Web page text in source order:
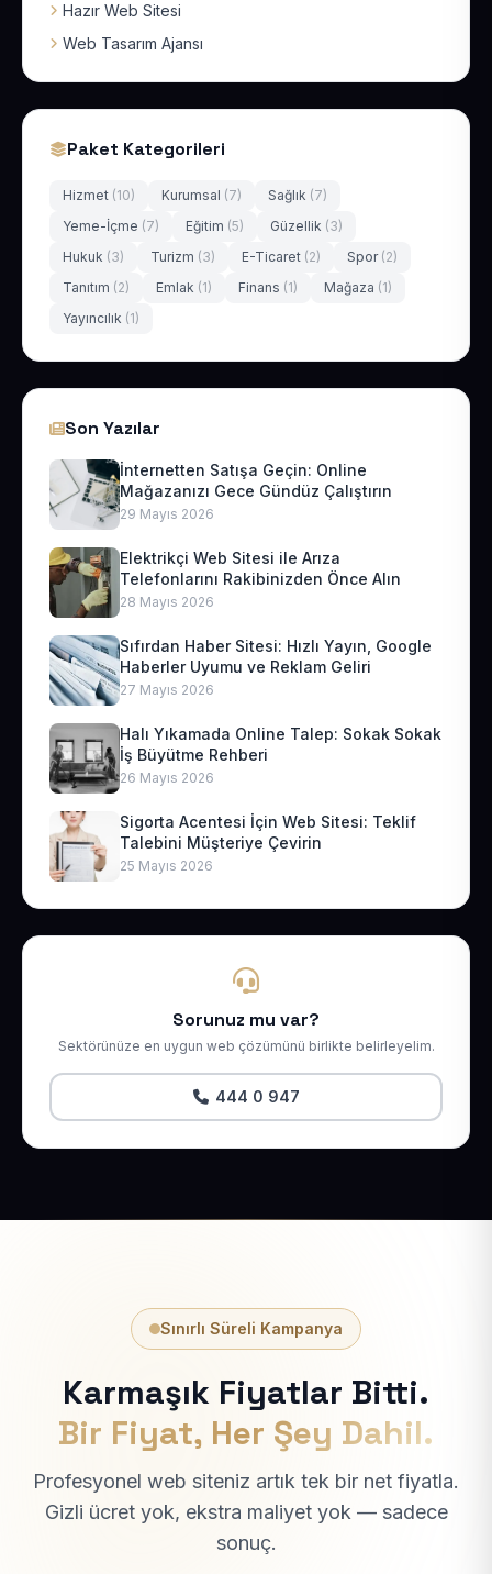
Hazır Web Sitesi
Web Tasarım Ajansı
Paket Kategorileri
Hizmet (10) Kurumsal (7) Sağlık (7)
Yeme-İçme (7) Eğitim (5) Güzellik (3)
Hukuk (3) Turizm (3) E-Ticaret (2) Spor (2)
Tanıtım (2) Emlak (1) Finans (1) Mağaza (1)
Yayıncılık (1)
Son Yazılar
İnternetten Satışa Geçin: Online
Mağazanızı Gece Gündüz Çalıştırın
29 Mayıs 2026
Elektrikçi Web Sitesi ile Arıza
Telefonlarını Rakibinizden Önce Alın
28 Mayıs 2026
Sıfırdan Haber Sitesi: Hızlı Yayın, Google
Haberler Uyumu ve Reklam Geliri
27 Mayıs 2026
Halı Yıkamada Online Talep: Sokak Sokak
İş Büyütme Rehberi
26 Mayıs 2026
Sigorta Acentesi İçin Web Sitesi: Teklif
Talebini Müşteriye Çevirin
25 Mayıs 2026
Sorunuz mu var?
Sektörünüze en uygun web çözümünü birlikte belirleyelim.
444 0 947
Sınırlı Süreli Kampanya
Karmaşık Fiyatlar Bitti.
Bir Fiyat, Her Şey Dahil.
Profesyonel web siteniz artık tek bir net fiyatla.
Gizli ücret yok, ekstra maliyet yok — sadece
sonuç.